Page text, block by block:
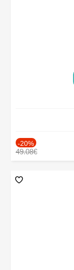
-20%
49.08€